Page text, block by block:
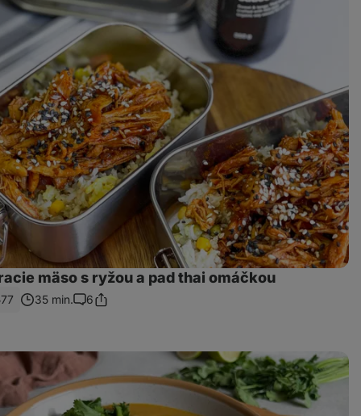
mäso s ryžou a pad thai omáčkou
35 min.
Komentáre
6Zdieľať